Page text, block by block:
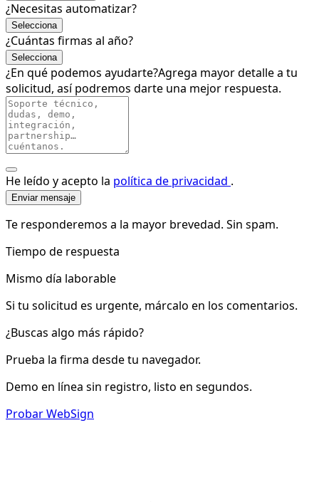
¿Necesitas automatizar?
Selecciona
¿Cuántas firmas al año?
Selecciona
¿En qué podemos ayudarte?Agrega mayor detalle a tu
solicitud, así podremos darte una mejor respuesta.
He leído y acepto la política de privacidad .
Enviar mensaje
Te responderemos a la mayor brevedad. Sin spam.
Tiempo de respuesta
Mismo día laborable
Si tu solicitud es urgente, márcalo en los comentarios.
¿Buscas algo más rápido?
Prueba la firma desde tu navegador.
Demo en línea sin registro, listo en segundos.
Probar WebSign